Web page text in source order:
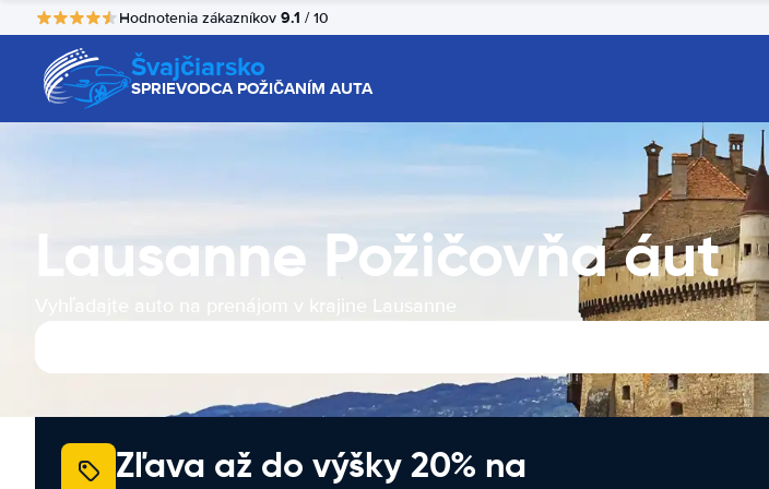
Hodnotenia zákazníkov 9.1 / 10
Švajčiarsko
SPRIEVODCA POŽIČANÍM AUTA
Lausanne Požičovňa áut
Vyhľadajte auto na prenájom v krajine Lausanne
Zľava až do výšky 20% na